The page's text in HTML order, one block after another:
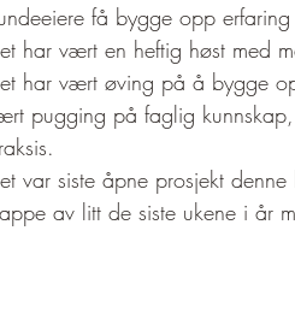
få bygge opp
har vært en heftig høst med
har vært øving på å bygge
pugging på faglig
var siste åpne prosjekt
av litt de siste ukene i år